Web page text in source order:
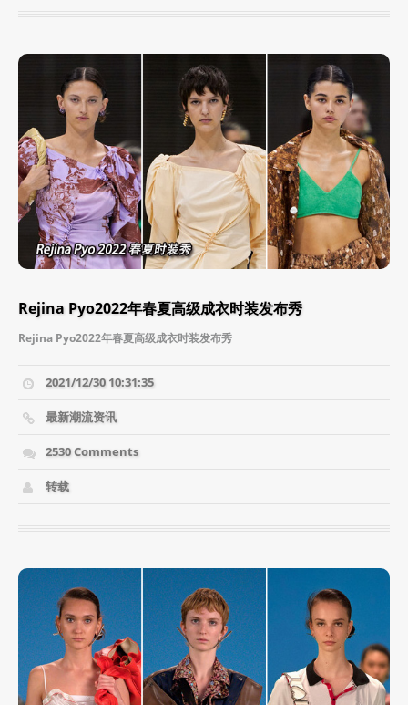
Rejina Pyo2022年春夏高级成衣时装发布秀
Rejina Pyo2022年春夏高级成衣时装发布秀
2021/12/30 10:31:35
最新潮流资讯
2530 Comments
转载